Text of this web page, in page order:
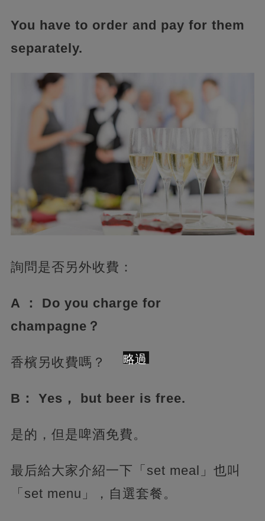
You have to order and pay for them
separately.
詢問是否另外收費：
A ： Do you charge for
champagne？
香檳另收費嗎？
B： Yes， but beer is free.
是的，但是啤酒免費。
最后給大家介紹一下「set meal」也叫
「set menu」，自選套餐。
略過